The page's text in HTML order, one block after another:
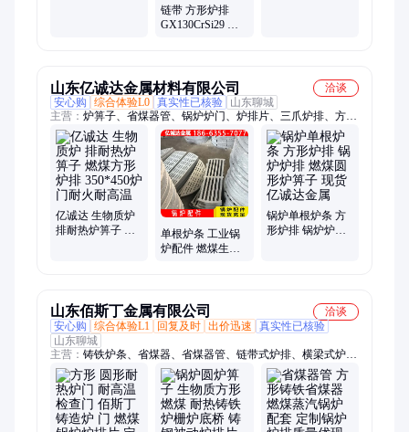
链带 方形炉排
GX130CrSi29 工
山东亿诚达金属材料有限公司
洽谈
安心购
综合体验L0 真实性已核验
山东聊城
主营： 炉箅子、省煤器管、锅炉炉门、炉排片、三爪炉排、方形
炉门、鱼鳞炉排、横梁炉排、链条炉排、四爪炉排、框链刮板、
主动链轮、不锈钢风帽、锅炉主动轮、耐高温炉门、流化床风帽
亿诚达 生物质炉
排耐热炉箅子 燃
单根炉条 工业锅
炉配件 燃煤生物
锅炉单根炉条 方
形炉排 锅炉炉排
山东佰斯丁金属有限公司
洽谈
安心购
综合体验L1 回复及时 出价迅速
真实性已核验
山东聊城
主营： 铸铁炉条、省煤器、省煤器管、链带式炉排、横梁式炉
排、鳞片式炉排、炉排长短销轴、省煤器弯头、各种出渣机、防
磨瓦